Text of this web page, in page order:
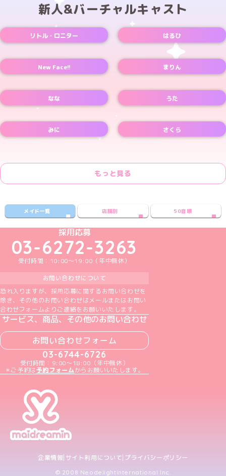
新人&バーチャルキャスト
リトル・ロニター はるひ
New Face!! まりん
なな うた
みに さくら
もっと見る
メイド一覧 店舗別 50音順
めいどりーみんTikTok公式アカウント
めいどりーみんX公式アカウント
めいどりーみんInstagram公式アカウント
めいどりーみんFacebook公式アカウン
めいどりーみんYouTube公式アカ
採用応募
03-6272-3263
受付時間：10:00～19:00（年中無休）
お問い合わせについて
恐れ入りますが、採用応募に関するお問い合わせを
除き、その他のお問い合わせはメールまたはお問い
合わせフォームよりご連絡をお願いいたします。
サービス、商品、その他のお問い合わせ
お問い合わせフォーム
03-6744-6726
受付時間：9:00～18:00（年中無休）
＊ご予約は予約フォームからお願いいたします。
企業情報 サイト利用について プライバシーポリシー
© 2008 Neodelightinternational Inc.